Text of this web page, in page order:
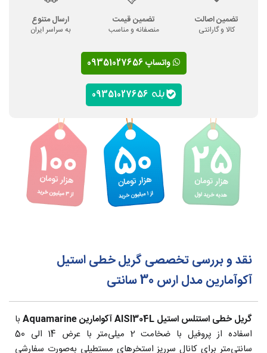
تضمین اصالت
کالا و گارانتی
تضمین قیمت
منصفانه و مناسب
ارسال متنوع
به سراسر ایران
واتساپ 09351027656
نقد و بررسی تخصصی گریل خطی استیل
آکوآمارین مدل ارس 30 سانتی
گریل خطی استنلس استیل AISI304L آکوامارین Aquamarine
با
اسفاده از پروفیل با ضخامت 2 میلی‌متر با عرض 14 الی 50
سانتی‌متر برای کانال سرریز استخرهای مستطیلی به‌صورت سفارشی